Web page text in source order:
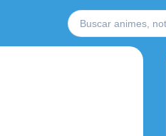
Buscar no site